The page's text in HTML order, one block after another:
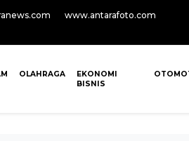
www.antarafoto.com
OLAHRAGA
EKONOMI
BISNIS